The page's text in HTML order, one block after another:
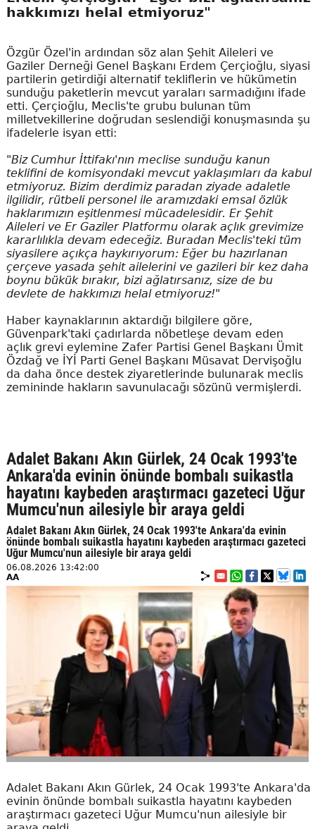
hakkımızı helal etmiyoruz"
Özgür Özel'in ardından söz alan Şehit Aileleri ve
Gaziler Derneği Genel Başkanı Erdem Çerçioğlu, siyasi
partilerin getirdiği alternatif tekliflerin ve hükümetin
sunduğu paketlerin mevcut yaraları sarmadığını ifade
etti. Çerçioğlu, Meclis'te grubu bulunan tüm
milletvekillerine doğrudan seslendiği konuşmasında şu
ifadelerle isyan etti:
"Biz Cumhur İttifakı'nın meclise sunduğu kanun
teklifini de komisyondaki mevcut yaklaşımları da kabul
etmiyoruz. Bizim derdimiz paradan ziyade adaletle
ilgilidir, rütbeli personel ile aramızdaki emsal özlük
haklarımızın eşitlenmesi mücadelesidir. Er Şehit
Aileleri ve Er Gaziler Platformu olarak açlık grevimize
kararlılıkla devam edeceğiz. Buradan Meclis'teki tüm
siyasilere açıkça haykırıyorum: Eğer bu hazırlanan
çerçeve yasada şehit ailelerini ve gazileri bir kez daha
boynu bükük bırakır, bizi ağlatırsanız, size de bu
devlete de hakkımızı helal etmiyoruz!"
Haber kaynaklarının aktardığı bilgilere göre,
Güvenpark'taki çadırlarda nöbetleşe devam eden
açlık grevi eylemine Zafer Partisi Genel Başkanı Ümit
Özdağ ve İYİ Parti Genel Başkanı Müsavat Dervişoğlu
da daha önce destek ziyaretlerinde bulunarak meclis
zemininde hakların savunulacağı sözünü vermişlerdi.
Adalet Bakanı Akın Gürlek, 24 Ocak 1993'te
Ankara'da evinin önünde bombalı suikastla
hayatını kaybeden araştırmacı gazeteci Uğur
Mumcu'nun ailesiyle bir araya geldi
Adalet Bakanı Akın Gürlek, 24 Ocak 1993'te Ankara'da evinin
önünde bombalı suikastla hayatını kaybeden araştırmacı gazeteci
Uğur Mumcu'nun ailesiyle bir araya geldi
06.08.2026 13:42:00
AA
Adalet Bakanı Akın Gürlek, 24 Ocak 1993'te Ankara'da
evinin önünde bombalı suikastla hayatını kaybeden
araştırmacı gazeteci Uğur Mumcu'nun ailesiyle bir